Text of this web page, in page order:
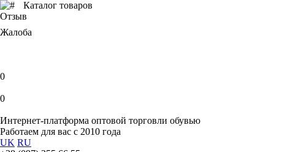
Каталог товаров
Отзыв
Жалоба
0
0
Интернет-платформа оптовой торговли обувью
Работаем для вас с 2010 года
UK RU